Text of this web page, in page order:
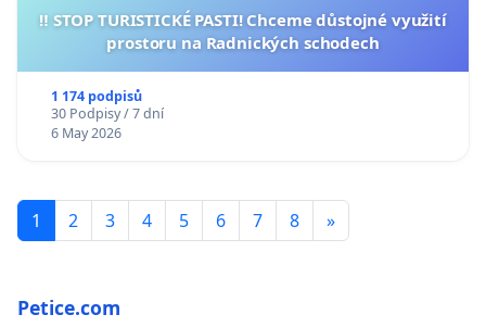
‼️ STOP TURISTICKÉ PASTI! Chceme důstojné využití
prostoru na Radnických schodech
1 174 podpisů
30 Podpisy / 7 dní
6 May 2026
1 2 3 4 5 6 7 8 »
Petice.com